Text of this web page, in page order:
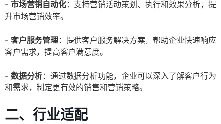
- 市场营销自动化：支持营销活动策划、执行和效果分析，提
升市场营销效率。
- 客户服务管理：提供客户服务解决方案，帮助企业快速响应
客户需求，提高客户满意度。
- 数据分析：通过数据分析功能，企业可以深入了解客户行为
和需求，制定更有效的销售和营销策略。
二、行业适配